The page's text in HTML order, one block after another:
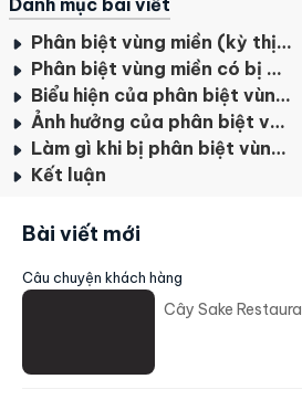
Danh mục bài viết
Phân biệt vùng miền (kỳ thị vùng miền) là như thế nào?
Phân biệt vùng miền có bị phạt không?
Biểu hiện của phân biệt vùng miền chốn công sở
Ảnh hưởng của phân biệt vùng miền
Làm gì khi bị phân biệt vùng miền?
Kết luận
Bài viết mới
Câu chuyện khách hàng
Cây Sake